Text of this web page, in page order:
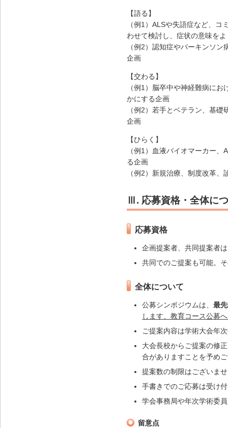
【語る】
（例1）ALSや失語症など、
わせて検討し、症状の意味を
（例2）認知症やパーキンソ
企画
【交わる】
（例1）脳卒中や神経難病に
かにする企画
（例2）若手とベテラン、基
企画
【ひらく】
（例1）血液バイオマーカー
る企画
（例2）新規治療、制度改革
Ⅲ. 応募資格・全体に
応募資格
企画提案者、共同提案者
共同でのご提案も可能。
全体について
公募シンポジウムは、 最
します、教育コース公募
ご提案内容は学術大会年
大会長校からご提案の修
合がありますことを予め
提案数の制限はございま
手書きでのご応募は受け
学会事務局や年次学術委
留意点